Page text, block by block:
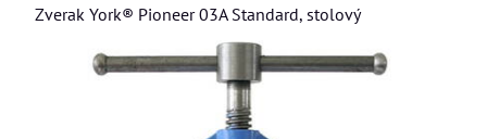
Zverak York® Pioneer 03A Standard, stolový